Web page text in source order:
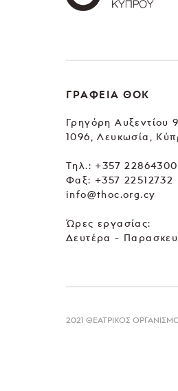
ΓΡΑΦΕΙΑ ΘΟΚ
Γρηγόρη Αυξεντίου 9,
1096, Λευκωσία,
Tηλ.: +357
Φαξ: +357 22512732
info@thoc.org.cy
Ώρες εργασίας:
Δευτέρα -
2021 ΘΕΑΤΡΙΚΟΣ